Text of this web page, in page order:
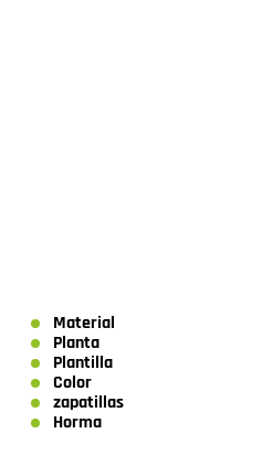
Material
Planta
Plantilla
Color
zapatillas
Horma